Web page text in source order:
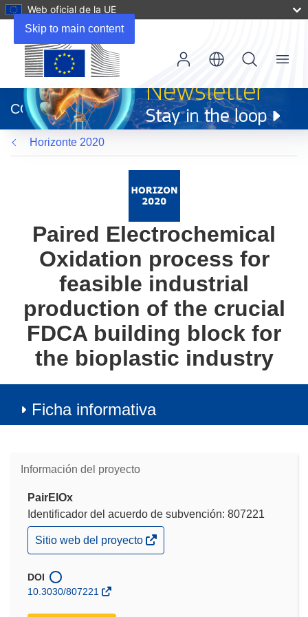
Skip to main content
Web oficial de la UE
abrirá
en
una
nueva
ventana)
CORDIS
Menu
Horizonte 2020
Paired Electrochemical
Oxidation process for
feasible industrial
production of the crucial
FDCA building block for
the bioplastic industry
Ficha informativa
Información del proyecto
PairElOx
Identificador del acuerdo de subvención: 807221
(se
abrirá
una
nueva
Sitio web del proyecto
DOI
10.3030/807221